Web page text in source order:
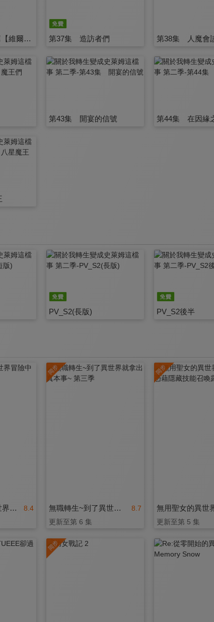
第36.5集 總集篇【維爾德拉日記2】 第37集 造訪者們 第38集 人魔會
第43集 開宴的信號 第44集 在因緣
PV_S2(長版) PV_S2後半
8.4
骸骨騎士大人異世界冒險中 第二季 8.7
無職轉生~到了異世界就拿出真本事~ 第三季
更新至第 6 集 更新至第 5 集